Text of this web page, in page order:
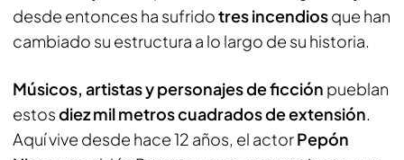
desde entonces ha sufridotres incendiosque han
cambiado su estructura a lo largo de su historia.
Músicos, artistas y personajes de ficción pueblan
estosdiez mil metros cuadrados de extensión.
Aquí vive desde hace 12 años, el actorPepón